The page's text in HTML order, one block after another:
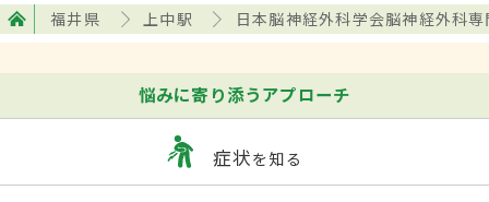
福井県 上中駅 日本脳神経外科学会脳神経外科
悩みに寄り添うアプローチ
症状を知る